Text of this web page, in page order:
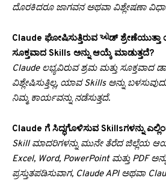
ದೊರಕಿದರೂ ಜಾಗವನ ಅಥವಾ ವಿಶ್ಲೇಷಣಾ
Claude ಘೋಷಿಸುತ್ತಿರುವ ઑಡ್
ಸೂಕ್ತವಾದ Skills ಅನ್ನು ಆಯ್ಕೆ ಮಾಡುತ್ತದೆ?
Claude ಲಭ್ಯವಿರುವ ಶ್ರಮ ಮತ್ತು ಸೂಕ್ತವಾದ
ವಿಶ್ಲೇಷಿಸುತ್ತಿಲ್ಲ, ಯಾವ Skills ಅನ್ನು
ನಿಮ್ಮ ಕಾರ್ಯವನ್ನು ನಡೆಸುತ್ತದೆ.
Claude ಗೆ ಸಿದ್ಧಗೊಳಿಸುವ Skillsಗಳನ್ನು
Skill ಮಾದರಿಗಳನ್ನು ಮುನೇ ತೆರೆದ ಜಿಲ್ಲೆಯ
Excel, Word, PowerPoint ಮತ್ತು PDF ಅನ್ನು
ಪ್ರಸ್ತುತಪಡಿಸುವಾಗ, Claude API ಅಥವಾ